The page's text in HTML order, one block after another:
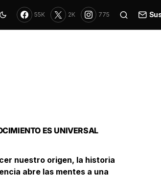
55K 2K 775
ES UNIVERSAL
nuestro origen, la historia
abre las mentes a una